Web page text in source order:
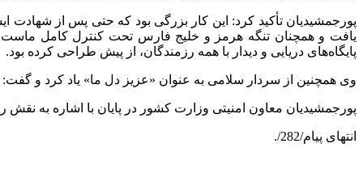
پورجمشیدیان تأکید کرد: این کار بزرگی بود که حتی پس از شهادت
یافت و همچنان تنگه هرمز و خلیج فارس تحت کنترل کامل ماست.
پایگاه‌های دریایی و دیدار با همه رزمندگان، از پیش طراحی کرده بود.
وی همچنین از سردار سلامی به عنوان «عزیز دل ما» یاد کرد و
پورجمشیدیان‌ معاون امنیتی ‌وزارت کشور ‌در پایان با اشاره به
انتهای پیام/282/.